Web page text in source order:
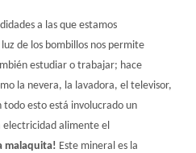
a las que estamos
de los bombillos nos permite
estudiar o trabajar; hace
la nevera, la lavadora, el televisor,
esto está involucrado un
electricidad alimente el
malaquita! Este mineral es la